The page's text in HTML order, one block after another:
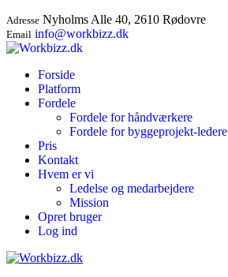
Adresse Nyholms Alle 40, 2610 Rødovre
Email info@workbizz.dk
Forside
Platform
Fordele
Fordele for håndværkere
Fordele for byggeprojekt-ledere
Pris
Kontakt
Hvem er vi
Ledelse og medarbejdere
Mission
Opret bruger
Log ind